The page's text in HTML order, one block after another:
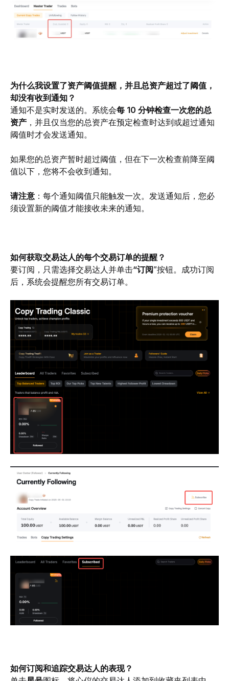
为什么我设置了资产阈值提醒，并且总资产超过了阈值，
却没有收到通知？
通知不是实时发送的。系统会每 10 分钟检查一次您的总
资产 ，并且仅当您的总资产在预定检查时达到或超过通知
阈值时才会发送通知。
如果您的总资产暂时超过阈值，但在下一次检查前降至阈
值以下，您将不会收到通知。
请注意 ：每个通知阈值只能触发一次。发送通知后，您必
须设置新的阈值才能接收未来的通知。
如何获取交易达人的每个交易订单的提醒？
要订阅，只需选择交易达人并单击“订阅”按钮。成功订阅
后，系统会提醒您所有交易订单。
如何订阅和追踪交易达人的表现？